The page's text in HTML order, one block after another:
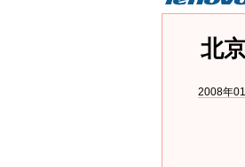
北
2008年